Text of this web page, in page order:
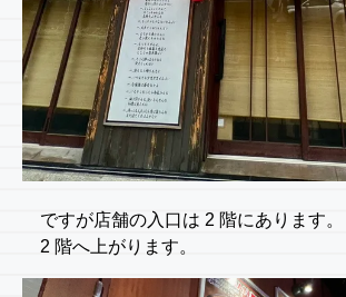
ですが店舗の入口は 2 階にあります
2 階へ上がります。